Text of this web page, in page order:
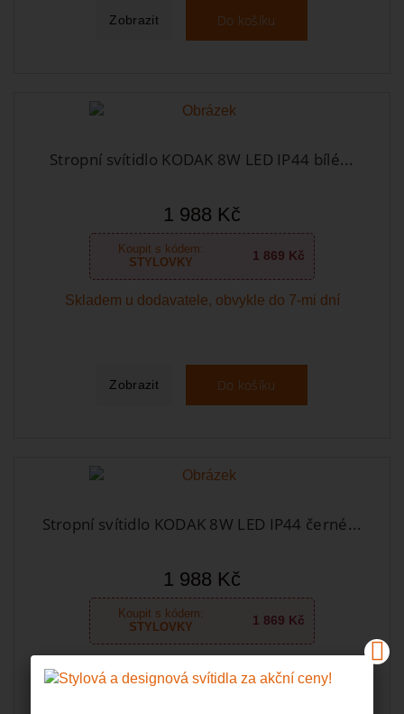
Zobrazit Do košíku
Stropní svítidlo KODAK 8W LED IP44 bílé...
1 988 Kč
Koupit s kódem:
STYLOVKY
1 869 Kč
Skladem u dodavatele, obvykle do 7-mi dní
Zobrazit Do košíku
Stropní svítidlo KODAK 8W LED IP44 černé...
1 988 Kč
Koupit s kódem:
STYLOVKY
1 869 Kč